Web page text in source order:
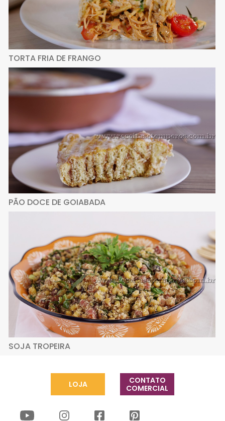
TORTA FRIA DE FRANGO
PÃO DOCE DE GOIABADA
SOJA TROPEIRA
LOJA
CONTATO
COMERCIAL